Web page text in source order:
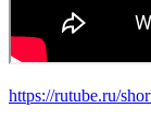
https://rutube.ru/